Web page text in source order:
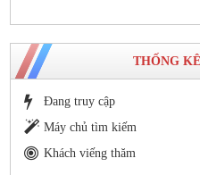
THỐNG
Đang truy cập
Máy chủ tìm kiếm
Khách viếng thăm